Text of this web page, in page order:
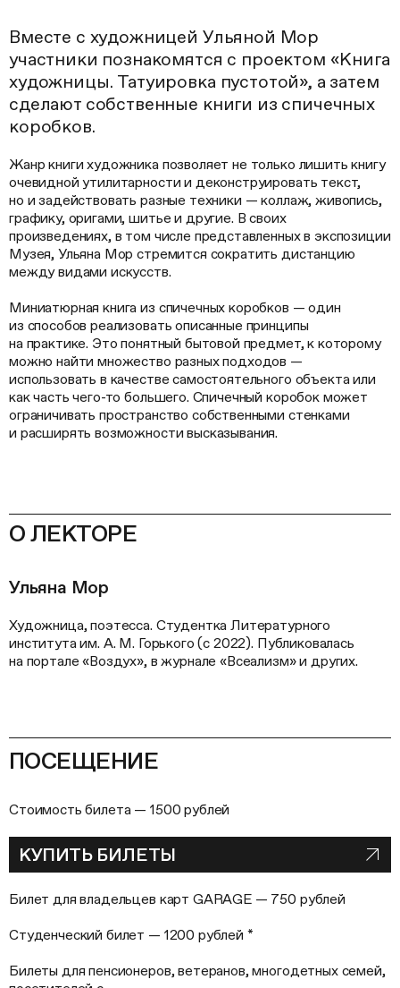
Вместе с художницей Ульяной Мор
участники познакомятся с проектом «Книга
художницы. Татуировка пустотой», а затем
сделают собственные книги из спичечных
коробков.
Жанр книги художника позволяет не только лишить книгу
очевидной утилитарности и деконструировать текст,
но и задействовать разные техники — коллаж, живопись,
графику, оригами, шитье и другие. В своих
произведениях, в том числе представленных в экспозиции
Музея, Ульяна Мор стремится сократить дистанцию
между видами искусств.
Миниатюрная книга из спичечных коробков — один
из способов реализовать описанные принципы
на практике. Это понятный бытовой предмет, к которому
можно найти множество разных подходов —
использовать в качестве самостоятельного объекта или
как часть чего-то большего. Спичечный коробок может
ограничивать пространство собственными стенками
и расширять возможности высказывания.
О ЛЕКТОРЕ
Ульяна Мор
Художница, поэтесса. Студентка Литературного
института им. А. М. Горького (с 2022). Публиковалась
на портале «Воздух», в журнале «Всеализм» и других.
ПОСЕЩЕНИЕ
Стоимость билета — 1500 рублей
КУПИТЬ БИЛЕТЫ
Билет для владельцев карт GARAGE — 750 рублей
Студенческий билет — 1200 рублей *
Билеты для пенсионеров, ветеранов, многодетных семей,